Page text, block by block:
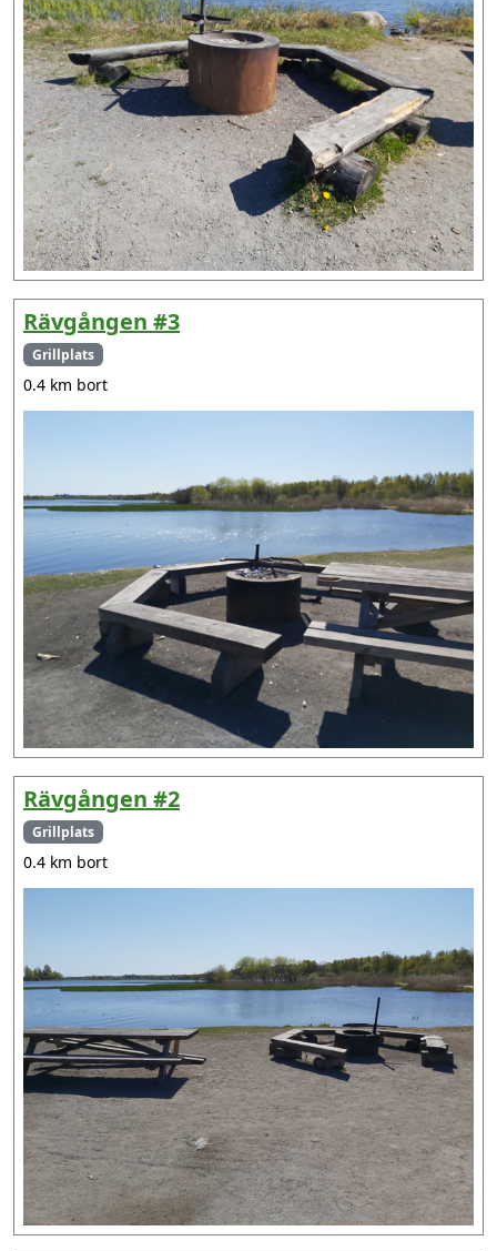
Rävgången #3
Grillplats
0.4 km bort
Rävgången #2
Grillplats
0.4 km bort